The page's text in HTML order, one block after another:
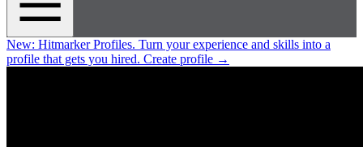
New: Hitmarker Profiles. Turn your experience and skills into a
profile that gets you hired. Create profile →